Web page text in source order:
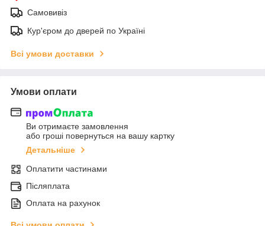
Самовивіз
Кур'єром до дверей по Україні
Всі умови доставки
Умови оплати
Ви отримаєте замовлення
або гроші повернуться на вашу картку
Детальніше
Оплатити частинами
Післяплата
Оплата на рахунок